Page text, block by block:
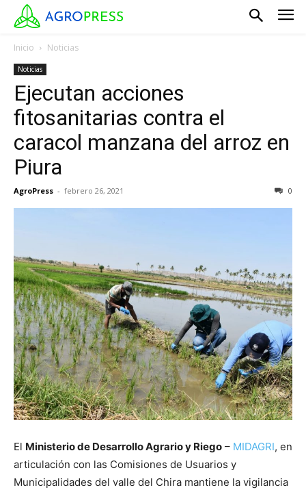
Inicio Noticias
Noticias
Ejecutan acciones
fitosanitarias contra el
caracol manzana del arroz en
Piura
AgroPress - febrero 26, 2021 0
El Ministerio de Desarrollo Agrario y Riego – MIDAGRI, en
articulación con las Comisiones de Usuarios y
Municipalidades del valle del Chira mantiene la vigilancia